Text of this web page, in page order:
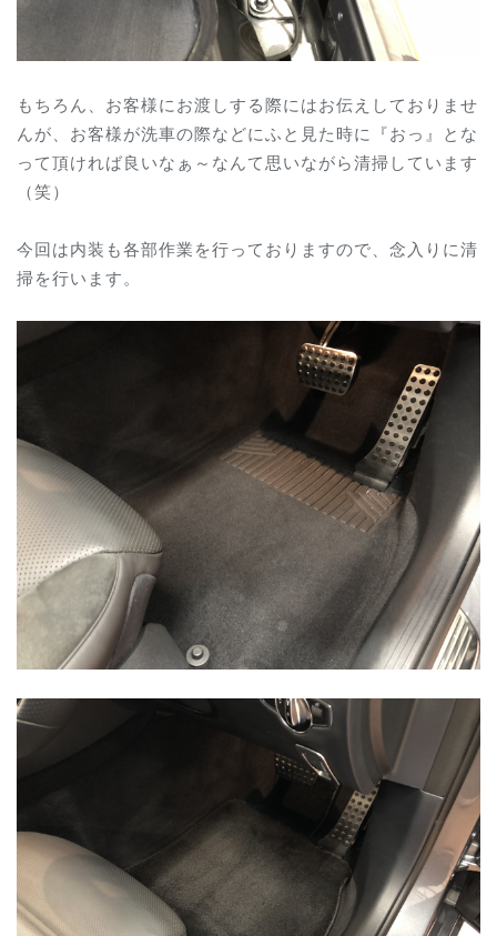
もちろん、お客様にお渡しする際にはお伝えしておりませ
んが、お客様が洗車の際などにふと見た時に『おっ』とな
って頂ければ良いなぁ～なんて思いながら清掃しています
（笑）
今回は内装も各部作業を行っておりますので、念入りに清
掃を行います。